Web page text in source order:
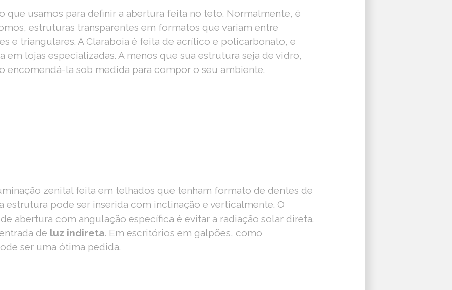
que usamos para definir a abertura feita no teto. Normalmente, é
estruturas transparentes em formatos que variam entre
e triangulares. A Claraboia é feita de acrílico e policarbonato, e
em lojas especializadas. A menos que sua estrutura seja de vidro,
encomendá-la sob medida para compor o seu ambiente.
zenital feita em telhados que tenham formato de dentes de
estrutura pode ser inserida com inclinação e verticalmente. O
abertura com angulação específica é evitar a radiação solar direta.
de luz indireta. Em escritórios em galpões, como
ser uma ótima pedida.